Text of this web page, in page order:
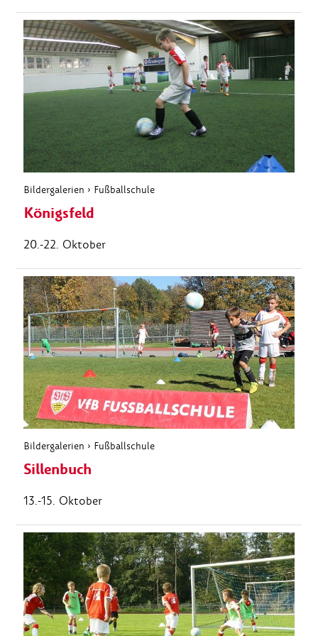
Bildergalerien › Fußballschule
Königsfeld
20.-22. Oktober
Bildergalerien › Fußballschule
Sillenbuch
13.-15. Oktober